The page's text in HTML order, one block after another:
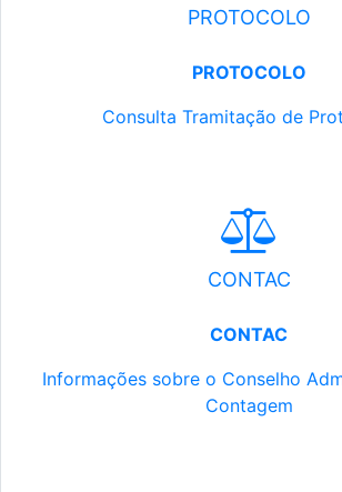
PROTOCOLO
PROTOCOLO
Consulta Tramitação de
CONTAC
CONTAC
Informações sobre o Conselho
Contagem